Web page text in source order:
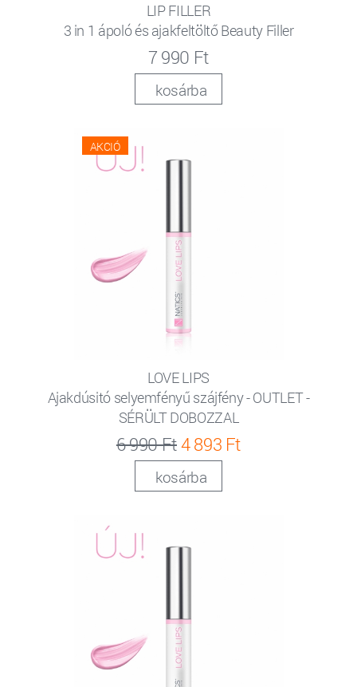
LIP FILLER
3 in 1 ápoló és ajakfeltöltő Beauty Filler
7 990 Ft
kosárba
AKCIÓ
LOVE LIPS
Ajakdúsitó selyemfényű szájfény - OUTLET -
SÉRÜLT DOBOZZAL
6 990 Ft4 893 Ft
kosárba